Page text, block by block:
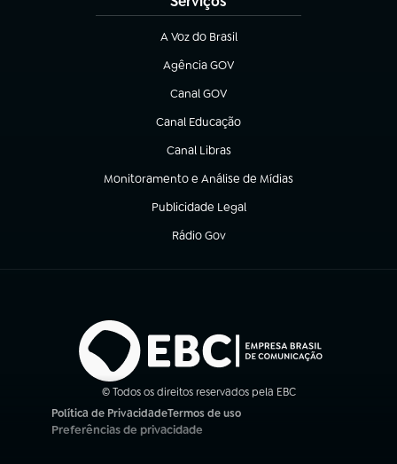
A Voz do Brasil
(abre em nova aba)
Agência GOV
(abre em nova aba)
Canal GOV
(abre em nova aba)
Canal Educação
(abre em nova aba)
Canal Libras
(abre em nova aba)
Monitoramento e Análise de Mídias
(abre em nova aba)
Publicidade Legal
(abre em nova aba)
Rádio Gov
(abre em nova aba)
© Todos os direitos reservados pela EBC
Política de Privacidade
(abre em nova aba)
Termos de uso
(abre em nova aba)
Preferências de privacidade